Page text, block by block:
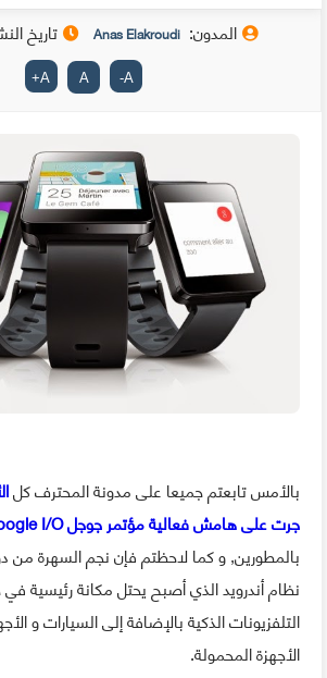
المدون: Anas Elakroudi تاريخ
A
-
A
A
+
بالأمس تابعتم جميعا على مدونة المحترف كل
جرت على هامش فعالية مؤتمر جوجل Google I/O
بالمطورين, و كما لاحظتم فإن نجم السهرة من
نظام أندرويد الذي أصبح يحتل مكانة رئيسية
التلفزيونات الذكية بالإضافة إلى السيارات و
الأجهزة المحمولة.